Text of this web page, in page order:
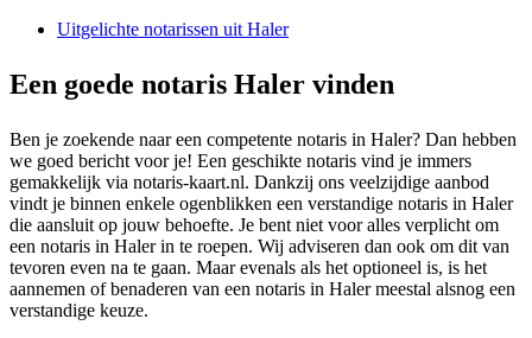
Uitgelichte notarissen uit Haler
Een goede notaris Haler vinden
Ben je zoekende naar een competente notaris in Haler? Dan hebben
we goed bericht voor je! Een geschikte notaris vind je immers
gemakkelijk via notaris-kaart.nl. Dankzij ons veelzijdige aanbod
vindt je binnen enkele ogenblikken een verstandige notaris in Haler
die aansluit op jouw behoefte. Je bent niet voor alles verplicht om
een notaris in Haler in te roepen. Wij adviseren dan ook om dit van
tevoren even na te gaan. Maar evenals als het optioneel is, is het
aannemen of benaderen van een notaris in Haler meestal alsnog een
verstandige keuze.